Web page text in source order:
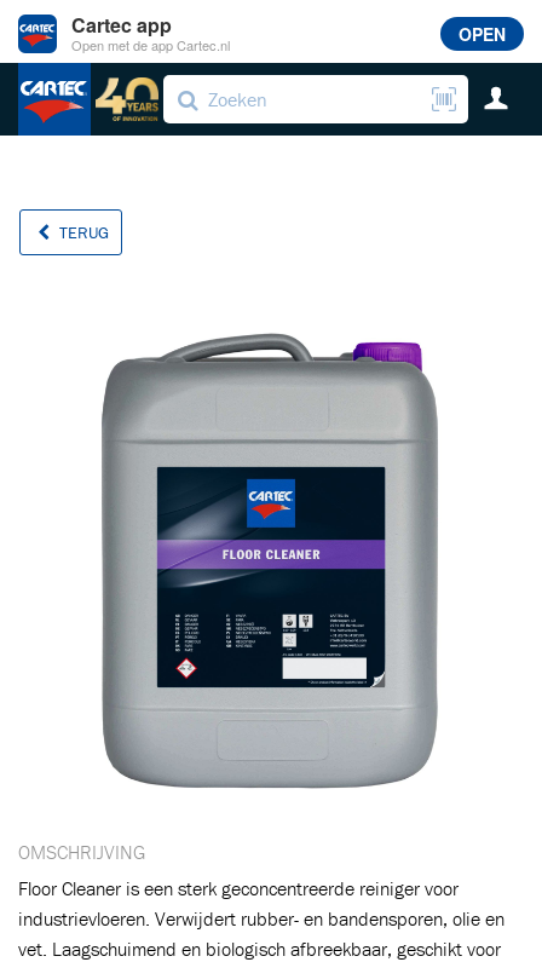
TERUG
OMSCHRIJVING
Floor Cleaner is een sterk geconcentreerde reiniger voor
industrievloeren. Verwijdert rubber- en bandensporen, olie en
vet. Laagschuimend en biologisch afbreekbaar, geschikt voor
Cartec app
Open met de app Cartec.nl OPEN